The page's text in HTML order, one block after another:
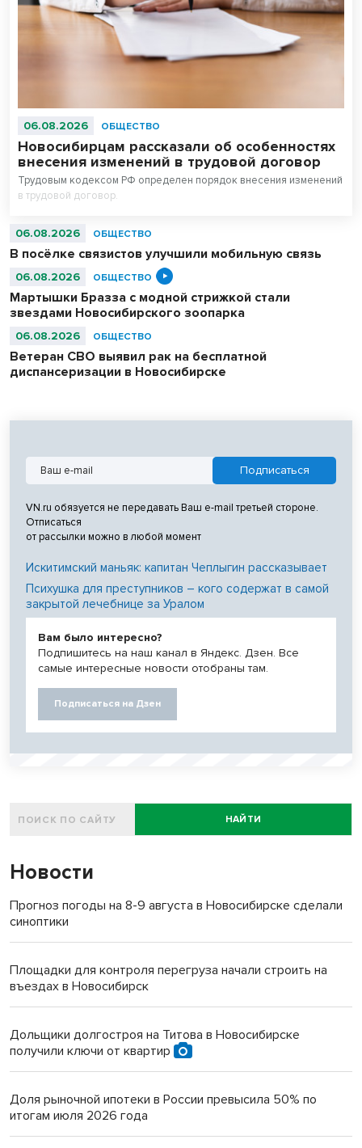
06.08.2026 ОБЩЕСТВО
Новосибирцам рассказали об особенностях
внесения изменений в трудовой договор
Трудовым кодексом РФ определен порядок внесения изменений
в трудовой договор.
06.08.2026 ОБЩЕСТВО
В посёлке связистов улучшили мобильную связь
06.08.2026 ОБЩЕСТВО
Мартышки Бразза с модной стрижкой стали
звездами Новосибирского зоопарка
06.08.2026 ОБЩЕСТВО
Ветеран СВО выявил рак на бесплатной
диспансеризации в Новосибирске
VN.ru обязуется не передавать Ваш e-mail третьей стороне.
Отписаться
от рассылки можно в любой момент
Искитимский маньяк: капитан Чеплыгин рассказывает
Психушка для преступников – кого содержат в самой
закрытой лечебнице за Уралом
Вам было интересно?
Подпишитесь на наш канал в Яндекс. Дзен. Все
самые интересные новости отобраны там.
Подписаться на Дзен
НАЙТИ
Новости
Прогноз погоды на 8-9 августа в Новосибирске сделали
синоптики
Площадки для контроля перегруза начали строить на
въездах в Новосибирск
Дольщики долгостроя на Титова в Новосибирске
получили ключи от квартир
Доля рыночной ипотеки в России превысила 50% по
итогам июля 2026 года